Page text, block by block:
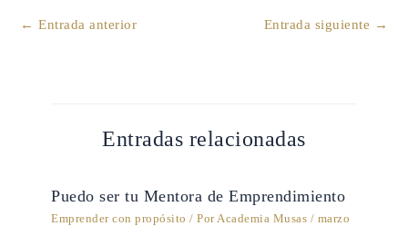
← Entrada anterior Entrada siguiente →
Entradas relacionadas
Puedo ser tu Mentora de Emprendimiento
Emprender con propósito / PorAcademia Musas / marzo